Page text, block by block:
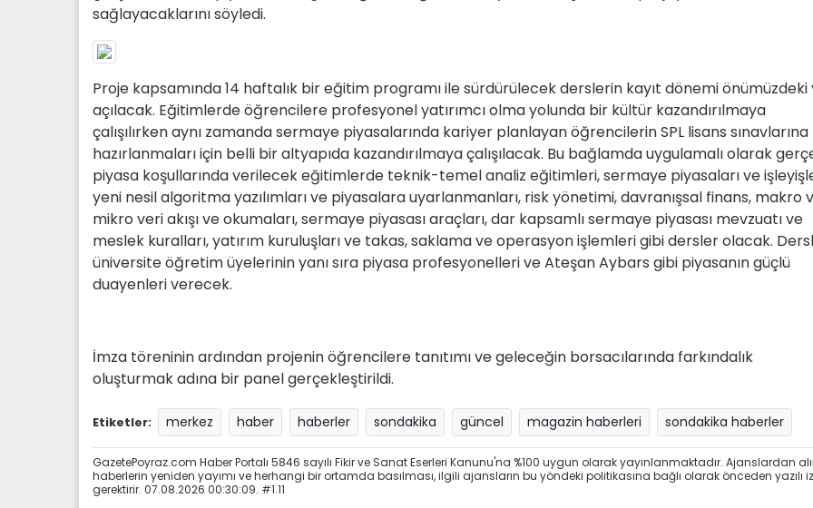
sağlayacaklarını söyledi.
Proje kapsamında 14 haftalık bir eğitim programı ile sürdürülecek derslerin kayıt dönemi önümüzdeki
açılacak. Eğitimlerde öğrencilere profesyonel yatırımcı olma yolunda bir kültür kazandırılmaya
çalışılırken aynı zamanda sermaye piyasalarında kariyer planlayan öğrencilerin SPL lisans sınavlarına
hazırlanmaları için belli bir altyapıda kazandırılmaya çalışılacak. Bu bağlamda uygulamalı olarak
piyasa koşullarında verilecek eğitimlerde teknik-temel analiz eğitimleri, sermaye piyasaları ve
yeni nesil algoritma yazılımları ve piyasalara uyarlanmanları, risk yönetimi, davranışsal finans, makro
mikro veri akışı ve okumaları, sermaye piyasası araçları, dar kapsamlı sermaye piyasası mevzuatı ve
meslek kuralları, yatırım kuruluşları ve takas, saklama ve operasyon işlemleri gibi dersler olacak.
üniversite öğretim üyelerinin yanı sıra piyasa profesyonelleri ve Ateşan Aybars gibi piyasanın güçlü
duayenleri verecek.
İmza töreninin ardından projenin öğrencilere tanıtımı ve geleceğin borsacılarında farkındalık
oluşturmak adına bir panel gerçekleştirildi.
Etiketler: merkez haber haberler sondakika güncel magazin haberleri sondakika haberler
GazetePoyraz.com Haber Portalı 5846 sayılı Fikir ve Sanat Eserleri Kanunu'na %100 uygun olarak yayınlanmaktadır. Ajanslardan
haberlerin yeniden yayımı ve herhangi bir ortamda basılması, ilgili ajansların bu yöndeki politikasına bağlı olarak önceden yazılı
gerektirir. 07.08.2026 00:30:09. #1.11